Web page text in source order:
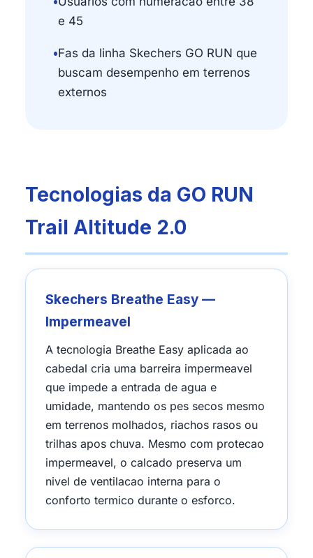
e 45
•Fas da linha Skechers GO RUN que
buscam desempenho em terrenos
externos
Tecnologias da GO RUN
Trail Altitude 2.0
Skechers Breathe Easy —
Impermeavel
A tecnologia Breathe Easy aplicada ao
cabedal cria uma barreira impermeavel
que impede a entrada de agua e
umidade, mantendo os pes secos mesmo
em terrenos molhados, riachos rasos ou
trilhas apos chuva. Mesmo com protecao
impermeavel, o calcado preserva um
nivel de ventilacao interna para o
conforto termico durante o esforco.